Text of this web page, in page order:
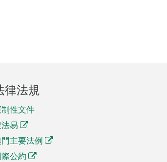
律法規
性文件
易
主要法例
公約